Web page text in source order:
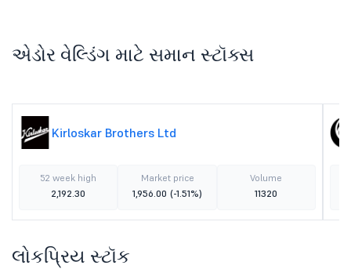
એડોર વેલ્ડિંગ માટે સમાન સ્ટૉક્સ
Kirloskar Brothers Ltd
52 week high
2,192.30
Market price
1,956.00 (-1.51%)
Volume
11320
લોકપ્રિય સ્ટૉક